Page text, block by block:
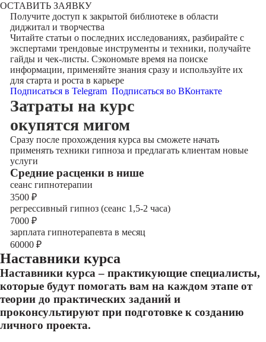
ОСТАВИТЬ ЗАЯВКУ
Получите доступ к закрытой библиотекев области
диджитал и творчества
Читайте статьи о последних исследованиях, разбирайте с
экспертами трендовые инструменты и техники, получайте
гайды и чек-листы. Сэкономьте время на поиске
информации, применяйте знания сразу и используйте их
для старта и роста в карьере
Подписаться в Telegram Подписаться во ВКонтакте
Затраты на курс
окупятся мигом
Сразу после прохождения курса вы сможете начать
применять техники гипноза и предлагать клиентам новые
услуги
Cредние расценки в нише
сеанс гипнотерапии
3500 ₽
регрессивный гипноз (сеанс 1,5-2 часа)
7000 ₽
зарплата гипнотерапевта в месяц
60000 ₽
Наставники курса
Наставники курса – практикующие специалисты,
которые будут помогать вам на каждом этапе от
теории до практических заданий и
проконсультируют при подготовке к созданию
личного проекта.